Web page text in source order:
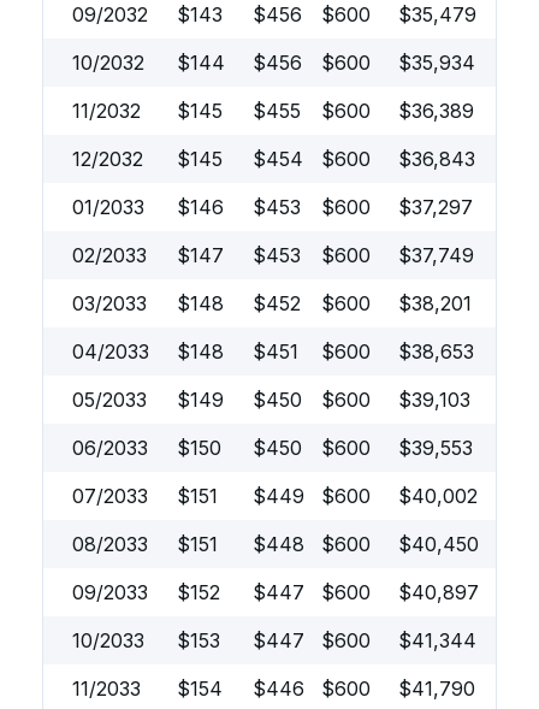
09/2032
$143 $456 $600 $35,479
10/2032
$144 $456 $600 $35,934
11/2032
$145 $455 $600 $36,389
12/2032
$145 $454 $600 $36,843
01/2033
$146 $453 $600 $37,297
02/2033
$147 $453 $600 $37,749
03/2033
$148 $452 $600 $38,201
04/2033
$148 $451 $600 $38,653
05/2033
$149 $450 $600 $39,103
06/2033
$150 $450 $600 $39,553
07/2033
$151 $449 $600 $40,002
08/2033
$151 $448 $600 $40,450
09/2033
$152 $447 $600 $40,897
10/2033
$153 $447 $600 $41,344
11/2033
$154 $446 $600 $41,790